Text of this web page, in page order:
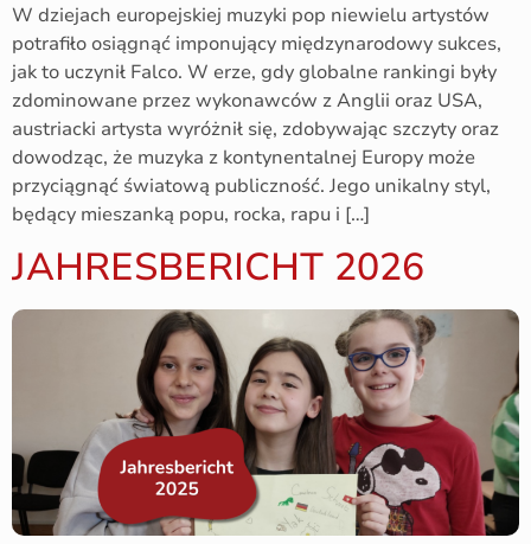
W dziejach europejskiej muzyki pop niewielu artystów
potrafiło osiągnąć imponujący międzynarodowy sukces,
jak to uczynił Falco. W erze, gdy globalne rankingi były
zdominowane przez wykonawców z Anglii oraz USA,
austriacki artysta wyróżnił się, zdobywając szczyty oraz
dowodząc, że muzyka z kontynentalnej Europy może
przyciągnąć światową publiczność. Jego unikalny styl,
będący mieszanką popu, rocka, rapu i […]
JAHRESBERICHT 2026